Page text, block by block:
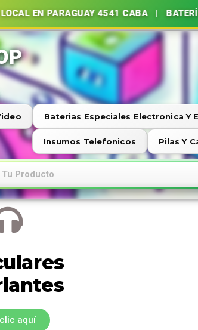
EN PARAGUAY 4541 CABA |
Baterias Especiales Electronica Y
Insumos Telefonicos Pilas Y
aquí